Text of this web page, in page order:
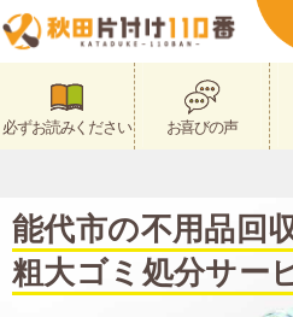
必ずお読みください お喜びの声
能代市の不用品回
粗大ゴミ処分サー